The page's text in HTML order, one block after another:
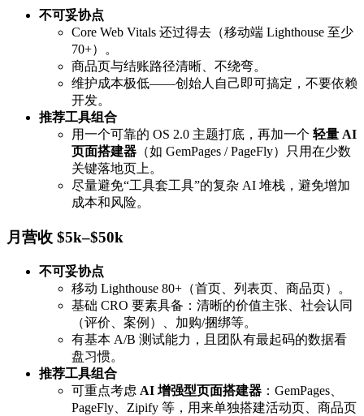
不可妥协点
Core Web Vitals 还过得去（移动端 Lighthouse 至少
70+）。
商品页与结账路径清晰、不绕弯。
维护成本极低——创始人自己即可搞定，不要依赖
开发。
推荐工具组合
用一个可靠的 OS 2.0 主题打底，再加一个 轻量 AI
页面搭建器 （如 GemPages / PageFly）只用在少数
关键落地页上。
尽量避免“工具套工具”的复杂 AI 堆栈，避免增加
成本和风险。
月营收 $5k–$50k
不可妥协点
移动 Lighthouse 80+（首页、列表页、商品页）。
基础 CRO 要素具备：清晰的价值主张、社会认同
（评价、案例）、加购/捆绑等。
有基本 A/B 测试能力，且团队有最起码的数据看
盘习惯。
推荐工具组合
可重点考虑 AI 增强型页面搭建器 ：GemPages、
PageFly、Zipify 等，用来单独搭建活动页、商品页